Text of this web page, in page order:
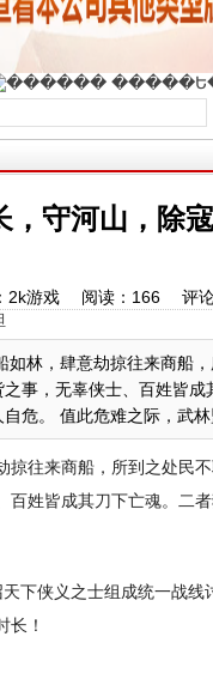
，守河山，除
2k游戏 阅读： 166 评论
林，肆意劫掠往来商船
事，无辜侠士、百姓皆成
危。 值此危难之际，武林
往来商船，所到之处民不
姓皆成其刀下亡魂。二
下侠义之士组成统一战线
长！